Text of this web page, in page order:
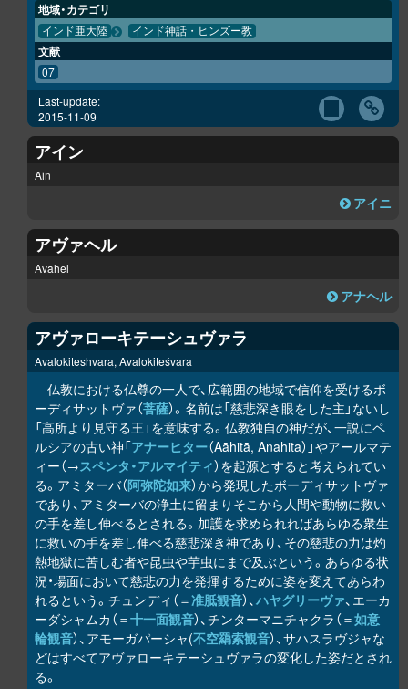
地域・カテゴリ
インド亜大陸 インド神話・ヒンズー教
文献
07
Last-update:
2015-11-09
アイン
Ain
アイニ
アヴァヘル
Avahel
アナヘル
アヴァローキテーシュヴァラ
Avalokiteshvara, Avalokiteśvara
仏教における仏尊の一人で、広範囲の地域で信仰を受けるボ
ーディサットヴァ（菩薩）。名前は「慈悲深き眼をした主」ないし
「高所より見守る王」を意味する。仏教独自の神だが、一説にペ
ルシアの古い神「アナーヒター（Aāhitā, Anahita）」やアールマテ
ィー（→スペンタ・アルマイティ）を起源とすると考えられてい
る。アミターバ（阿弥陀如来）から発現したボーディサットヴァ
であり、アミターバの浄土に留まりそこから人間や動物に救い
の手を差し伸べるとされる。加護を求められればあらゆる衆生
に救いの手を差し伸べる慈悲深き神であり、その慈悲の力は灼
熱地獄に苦しむ者や昆虫や芋虫にまで及ぶという。あらゆる状
況・場面において慈悲の力を発揮するために姿を変えてあらわ
れるという。チュンディ（＝准胝観音）、ハヤグリーヴァ、エーカ
ーダシャムカ（＝十一面観音）、チンターマニチャクラ（＝如意
輪観音）、アモーガパーシャ(不空羂索観音）、サハスラヴジャな
どはすべてアヴァローキテーシュヴァラの変化した姿だとされ
る。